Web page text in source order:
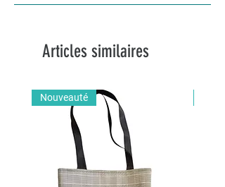
Articles similaires
Nouveauté